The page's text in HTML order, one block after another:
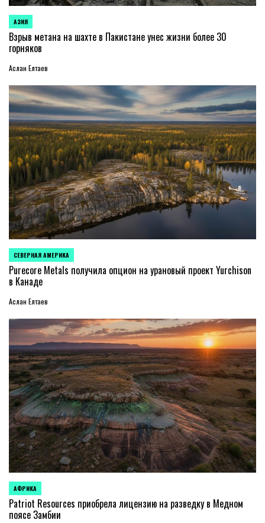
ОПУБЛИКОВАНО
В
АЗИЯ
Взрыв метана на шахте в Пакистане унес жизни более 30
горняков
Аслан Елтаев
ОПУБЛИКОВАНО
В
СЕВЕРНАЯ АМЕРИКА
Purecore Metals получила опцион на урановый проект Yurchison
в Канаде
Аслан Елтаев
ОПУБЛИКОВАНО
В
АФРИКА
Patriot Resources приобрела лицензию на разведку в Медном
поясе Замбии